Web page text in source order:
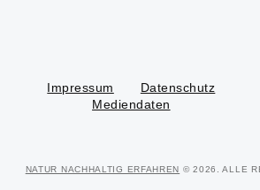
Impressum
Datenschutz
Mediendaten
NATUR NACHHALTIG ERFAHREN © 2026. ALLE